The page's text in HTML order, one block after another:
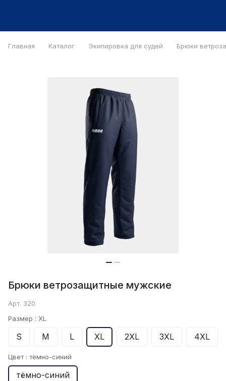
Главная Каталог Экипировка для судей Брюки
Брюки ветрозащитные мужские
Арт. 320
Размер : XL
S M L XL 2XL 3XL 4XL
Цвет : тёмно-синий
тёмно-синий